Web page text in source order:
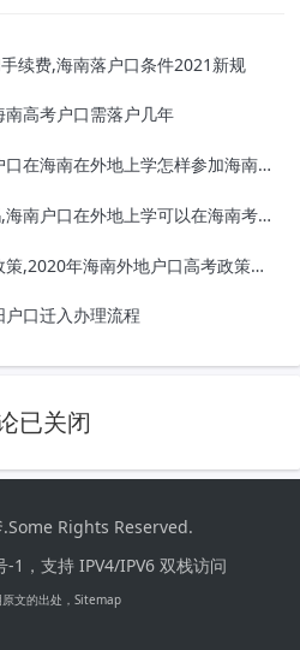
续费,海南落户口条件2021新规
高考户口需落户几年
海南在外地上学怎样参加海南的高考
户口在外地上学可以在海南考大学吗
年海南外地户口高考政策是什么
口迁入办理流程
已关闭
Rights Reserved.
1， 支持 IPV4/IPV6 双栈访问
文的出处， Sitemap